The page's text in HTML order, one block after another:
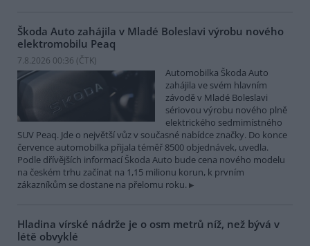
Škoda Auto zahájila v Mladé Boleslavi výrobu nového
elektromobilu Peaq
7.8.2026 00:36 (ČTK)
Automobilka Škoda Auto
zahájila ve svém hlavním
závodě v Mladé Boleslavi
sériovou výrobu nového plně
elektrického sedmimístného
SUV Peaq. Jde o největší vůz v současné nabídce značky. Do konce
července automobilka přijala téměř 8500 objednávek, uvedla.
Podle dřívějších informací Škoda Auto bude cena nového modelu
na českém trhu začínat na 1,15 milionu korun, k prvním
zákazníkům se dostane na přelomu roku.
Hladina vírské nádrže je o osm metrů níž, než bývá v
létě obvyklé